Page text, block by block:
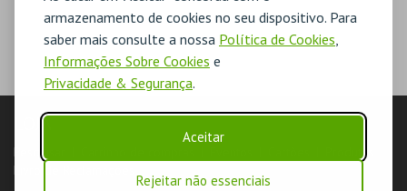
armazenamento de cookies no seu dispositivo. Para
saber mais consulte a nossa Política de Cookies,
Informações Sobre Cookies e
Privacidade & Segurança.
Aceitar
Rejeitar não essenciais
LOJA
Pesquisar
Produtos
Livro de Reclamações